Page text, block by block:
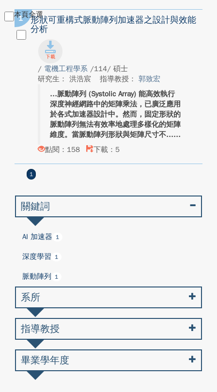
本頁全選
1
形狀可重構式脈動陣列加速器之設計與效能
分析
/ 電機工程學系 /114/ 碩士
研究生： 洪浩宸
指導教授： 郭致宏
脈動陣列 (Systolic Array) 能高效執行
深度神經網路中的矩陣乘法，已廣泛應用
於各式加速器設計中。然而，固定形狀的
脈動陣列無法有效率地處理多樣化的矩陣
維度。當脈動陣列形狀與矩陣尺寸不...
點閱：158
下載：5
1
關鍵詞
AI 加速器 1
深度學習 1
脈動陣列 1
系所
指導教授
畢業學年度